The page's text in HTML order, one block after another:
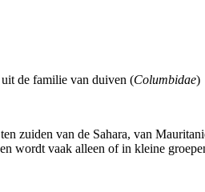
de familie van duiven (Columbidae)
zuiden van de Sahara, van
wordt vaak alleen of in kleine